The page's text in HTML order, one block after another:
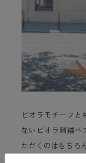
ビオラモチーフ
ないビオラ刺繍ベ
ただくのはもちろ